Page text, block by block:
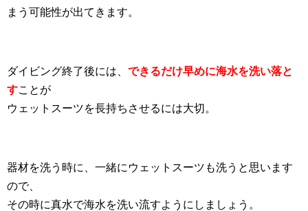
まう可能性が出てきます。
ダイビング終了後には、 できるだけ早めに海水を洗い落と
すことが
ウェットスーツを長持ちさせるには大切。
器材を洗う時に、一緒にウェットスーツも洗うと思います
ので、
その時に真水で海水を洗い流すようにしましょう。